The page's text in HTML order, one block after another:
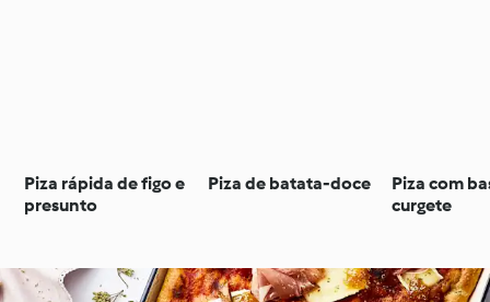
Piza rápida de figo e
presunto
Piza de batata-doce
Piza com
curgete